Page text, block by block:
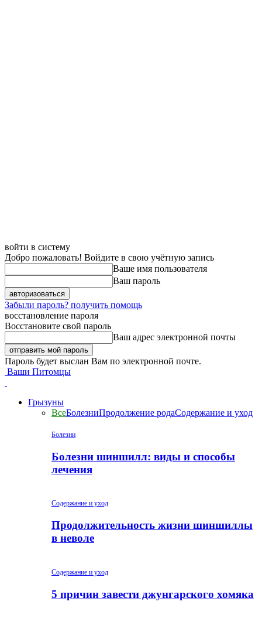
войти в систему
Добро пожаловать! Войдите в свою учётную запись
Ваше имя пользователя
Ваш пароль
Забыли пароль? получить помощь
восстановление пароля
Восстановите свой пароль
Ваш адрес электронной почты
Пароль будет выслан Вам по электронной почте.
Ваши Питомцы
Грызуны
ВсеБолезниПродолжение родаСодержание и уход
Болезни
Болезни шиншилл: виды и способы
лечения
Содержание и уход
Продолжительность жизни шиншиллы
в неволе
Содержание и уход
5 причин завести джунгарского хомяка